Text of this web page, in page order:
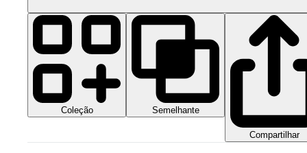
Coleção Semelhante
Compartilhar